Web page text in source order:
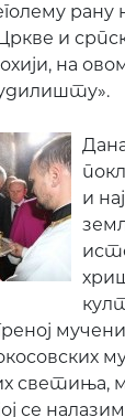
рану
и
на
и
светиња,
се